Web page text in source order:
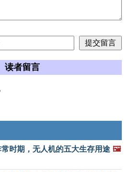
读者留言
时期，无人机的五大生存用途 🖼️